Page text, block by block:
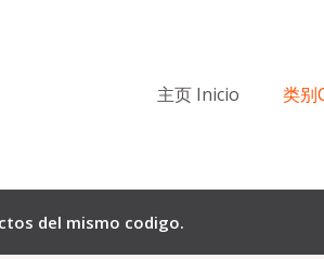
主页 Inicio 类别
del mismo codigo.